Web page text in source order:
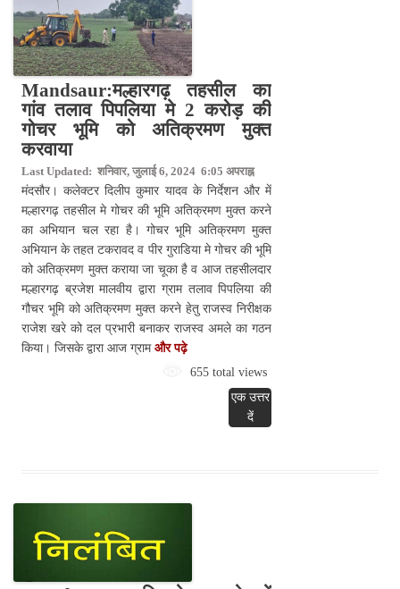
Mandsaur:मल्हारगढ़ तहसील का
गांव तलाव पिपलिया मे 2 करोड़ की
गोचर भूमि को अतिक्रमण मुक्त
करवाया
Last Updated: शनिवार, जुलाई 6, 2024 6:05 अपराह्न
मंदसौर। कलेक्टर दिलीप कुमार यादव के निर्देशन और में
मल्हारगढ़ तहसील मे गोचर की भूमि अतिक्रमण मुक्त करने
का अभियान चल रहा है। गोचर भूमि अतिक्रमण मुक्त
अभियान के तहत टकरावद व पीर गुराडिया मे गोचर की भूमि
को अतिक्रमण मुक्त कराया जा चूका है व आज तहसीलदार
मल्हारगढ़ ब्रजेश मालवीय द्वारा ग्राम तलाव पिपलिया की
गौचर भूमि को अतिक्रमण मुक्त करने हेतु राजस्व निरीक्षक
राजेश खरे को दल प्रभारी बनाकर राजस्व अमले का गठन
किया। जिसके द्वारा आज ग्राम और पढ़े
655 total views
एक उत्तर
दें